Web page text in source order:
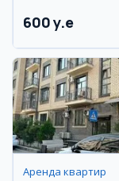
600 y.e
Аренда квартир